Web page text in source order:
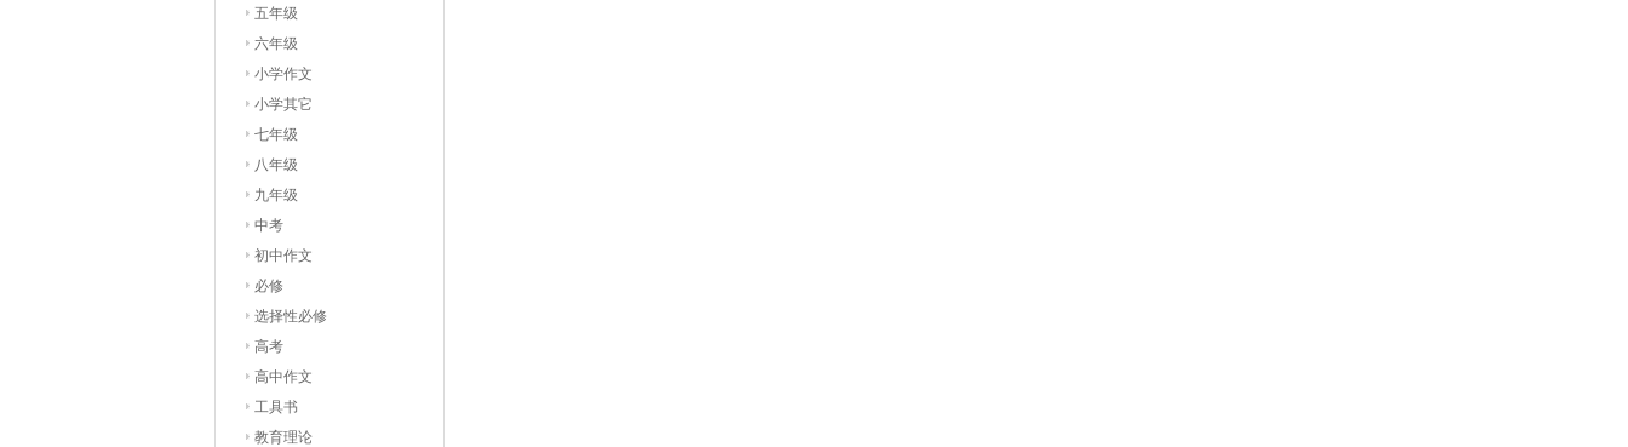
五年级
六年级
小学作文
小学其它
七年级
八年级
九年级
中考
初中作文
必修
选择性必修
高考
高中作文
工具书
教育理论